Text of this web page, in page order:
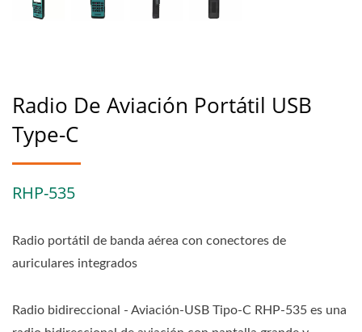
Radio De Aviación Portátil USB
Type-C
RHP-535
Radio portátil de banda aérea con conectores de
auriculares integrados
Radio bidireccional - Aviación-USB Tipo-C RHP-535 es una